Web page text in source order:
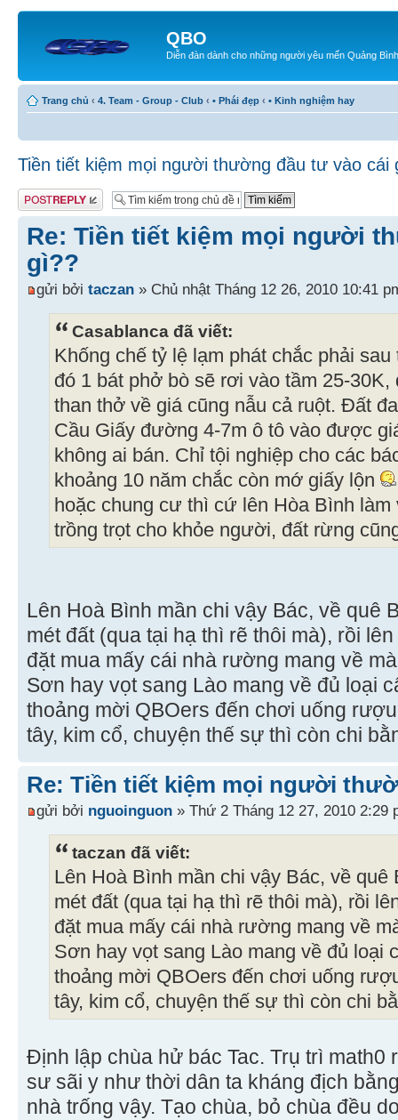
QBO
Diễn đàn dành cho những người yêu mến Quảng Bình
Trang chủ ‹ 4. Team - Group - Club ‹ • Phái đẹp ‹ • Kinh nghiệm hay
Tiền tiết kiệm mọi người thường đầu tư vào cái
Gửi bài trả lời
Re: Tiền tiết kiệm mọi người
gì??
gửi bởi taczan » Chủ nhật Tháng 12 26, 2010 10:41
Casablanca đã viết:
Khống chế tỷ lệ lạm phát chắc phải
đó 1 bát phở bò sẽ rơi vào tầm 25-
than thở về giá cũng nẫu cả ruột. Đất
Cầu Giấy đường 4-7m ô tô vào được
không ai bán. Chỉ tội nghiệp cho các
khoảng 10 năm chắc còn mớ giấy lộn
hoặc chung cư thì cứ lên Hòa Bình
trồng trọt cho khỏe người, đất rừng
Lên Hoà Bình mần chi vậy Bác, về quê
mét đất (qua tại hạ thì rẽ thôi mà), rồi
đặt mua mấy cái nhà rường mang về
Sơn hay vọt sang Lào mang về đủ loại
thoảng mời QBOers đến chơi uống
tây, kim cổ, chuyện thế sự thì còn chi
Re: Tiền tiết kiệm mọi người
gửi bởi nguoinguon » Thứ 2 Tháng 12 27, 2010 2:29
taczan đã viết:
Lên Hoà Bình mần chi vậy Bác, về
mét đất (qua tại hạ thì rẽ thôi mà), rồi
đặt mua mấy cái nhà rường mang về
Sơn hay vọt sang Lào mang về đủ loại
thoảng mời QBOers đến chơi uống
tây, kim cổ, chuyện thế sự thì còn chi
Định lập chùa hử bác Tac. Trụ trì math0
sư sãi y như thời dân ta kháng địch
nhà trống vậy. Tạo chùa, bỏ chùa đều